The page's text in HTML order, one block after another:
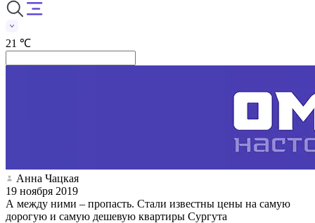
21 ℃
Анна Чацкая
19 ноября 2019
А между ними – пропасть. Стали известны цены на самую
дорогую и самую дешевую квартиры Сургута